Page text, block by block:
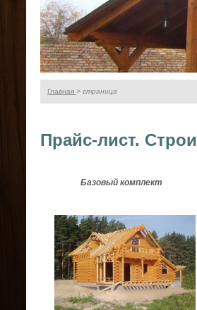
Главная > страница
Прайс-лист.
Базовый комплект